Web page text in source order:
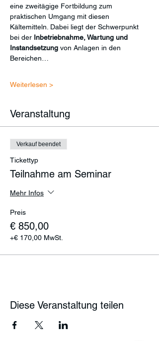
eine zweitägige Fortbildung zum
praktischen Umgang mit diesen
Kältemitteln. Dabei liegt der Schwerpunkt
bei der Inbetriebnahme, Wartung und
Instandsetzung von Anlagen in den
Bereichen…
Weiterlesen >
Veranstaltung
Verkauf beendet
Tickettyp
Teilnahme am Seminar
Mehr Infos
Preis
€ 850,00
+€ 170,00 MwSt.
Diese Veranstaltung teilen